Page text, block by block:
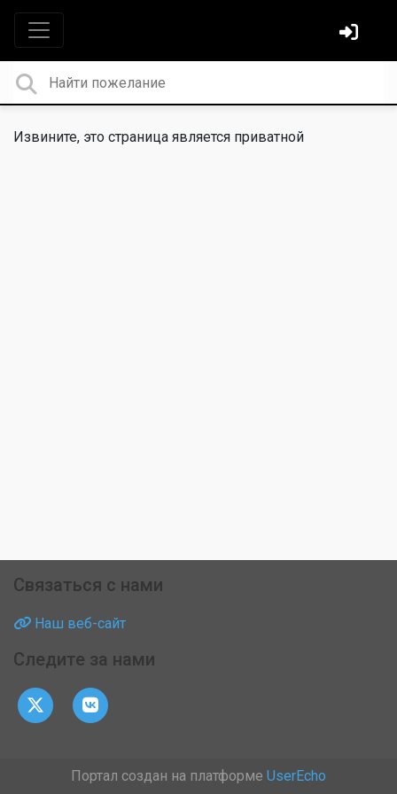
Извините, это страница является приватной
Связаться с нами
Наш веб-сайт
Следите за нами
Портал создан на платформе UserEcho